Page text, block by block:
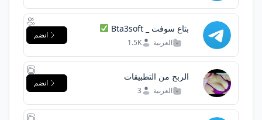
بتاع سوفت _ Bta3soft
العربية 1.5K
انضم
الربح من التطبيقات
العربية 3
انضم